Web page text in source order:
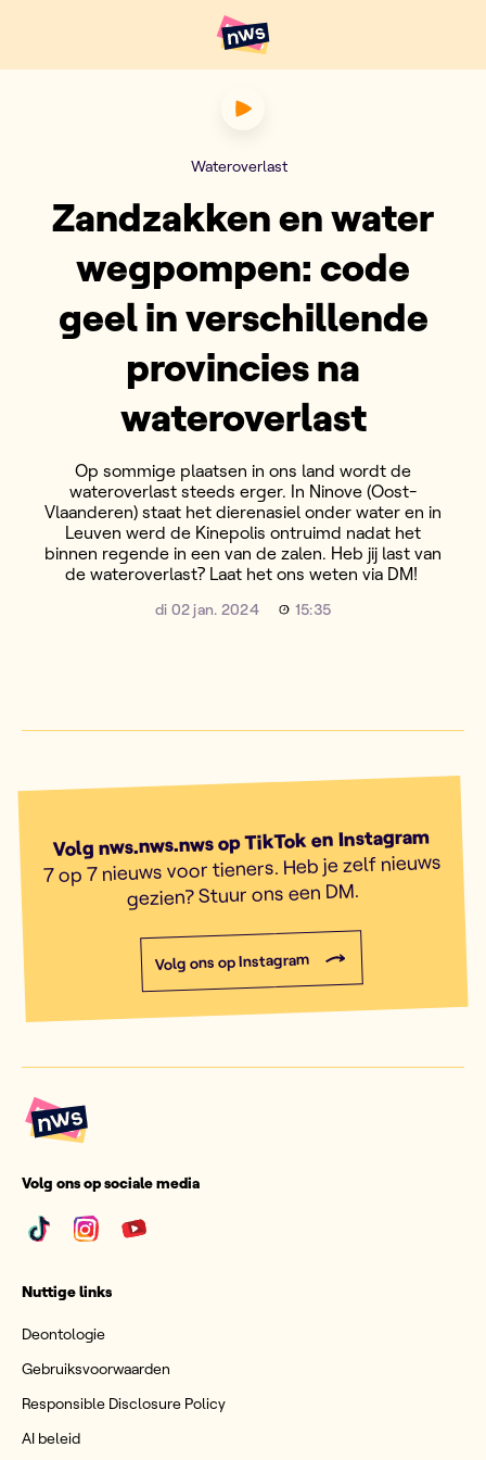
Hoofdpunten VRT NWS
Zandzakken en water
Wateroverlast
Zandzakken en water
wegpompen: code
geel in verschillende
provincies na
wateroverlast
Op sommige plaatsen in ons land wordt de
wateroverlast steeds erger. In Ninove (Oost-
Vlaanderen) staat het dierenasiel onder water en in
Leuven werd de Kinepolis ontruimd nadat het
binnen regende in een van de zalen. Heb jij last van
de wateroverlast? Laat het ons weten via DM!
di 02 jan. 2024 15:35
Volg nws.nws.nws op TikTok en Instagram
7 op 7 nieuws voor tieners. Heb je zelf nieuws
gezien? Stuur ons een DM.
Volg ons op Instagram
Volg ons op sociale media
Nuttige links
Deontologie
Gebruiksvoorwaarden
Responsible Disclosure Policy
AI beleid